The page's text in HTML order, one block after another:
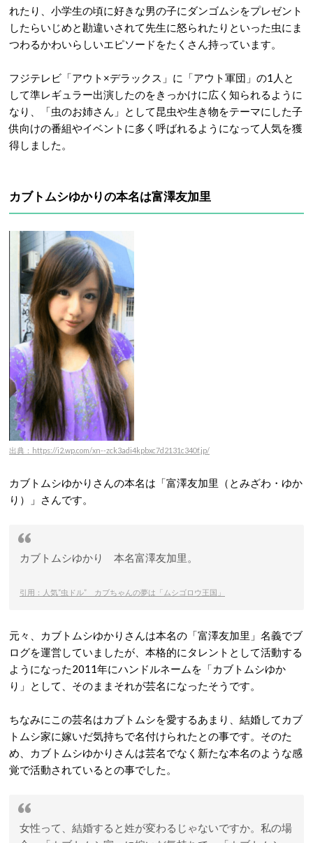
れたり、小学生の頃に好きな男の子にダンゴムシをプレゼント
したらいじめと勘違いされて先生に怒られたりといった虫にま
つわるかわいらしいエピソードをたくさん持っています。
フジテレビ「アウト×デラックス」に「アウト軍団」の1人と
して準レギュラー出演したのをきっかけに広く知られるように
なり、「虫のお姉さん」として昆虫や生き物をテーマにした子
供向けの番組やイベントに多く呼ばれるようになって人気を獲
得しました。
カブトムシゆかりの本名は富澤友加里
出典：https://i2.wp.com/xn--zck3adi4kpbxc7d2131c340f.jp/
カブトムシゆかりさんの本名は「富澤友加里（とみざわ・ゆか
り）」さんです。
カブトムシゆかり 本名富澤友加里。
引用：人気“虫ドル” カブちゃんの夢は「ムシゴロウ王国」
元々、カブトムシゆかりさんは本名の「富澤友加里」名義でブ
ログを運営していましたが、本格的にタレントとして活動する
ようになった2011年にハンドルネームを「カブトムシゆか
り」として、そのままそれが芸名になったそうです。
ちなみにこの芸名はカブトムシを愛するあまり、結婚してカブ
トムシ家に嫁いだ気持ちで名付けられたとの事です。そのた
め、カブトムシゆかりさんは芸名でなく新たな本名のような感
覚で活動されているとの事でした。
女性って、結婚すると姓が変わるじゃないですか。私の場